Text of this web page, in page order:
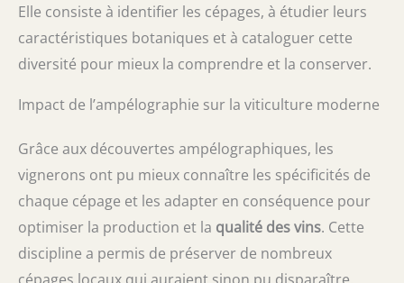
Elle consiste à identifier les cépages, à étudier leurs
caractéristiques botaniques et à cataloguer cette
diversité pour mieux la comprendre et la conserver.
Impact de l’ampélographie sur la viticulture moderne
Grâce aux découvertes ampélographiques, les
vignerons ont pu mieux connaître les spécificités de
chaque cépage et les adapter en conséquence pour
optimiser la production et la qualité des vins. Cette
discipline a permis de préserver de nombreux